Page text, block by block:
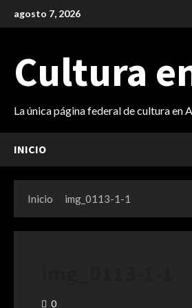
al
agosto 7, 2026
Cultura
La única página federal de cultura en
INICIO
Inicio img_0113-1-1
0